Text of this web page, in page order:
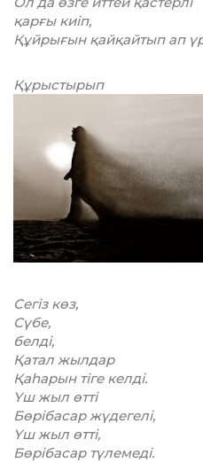
қарғы киіп,
Құйрығын қайқайтып ап
Құрыстырып
Сегіз көз,
Сүбе,
белді,
Қатал жылдар
Қаһарын тіге келді.
Үш жыл өтті
Бөрібасар жүдегелі,
Үш жыл өтті,
Бөрібасар түлемеді.